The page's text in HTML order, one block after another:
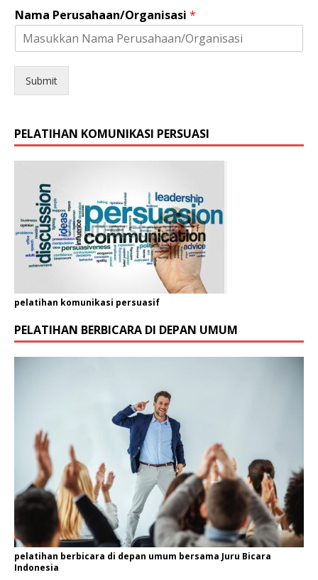
A
a
Nama Perusahaan/Organisasi *
Submit
PELATIHAN KOMUNIKASI PERSUASI
pelatihan komunikasi persuasif
PELATIHAN BERBICARA DI DEPAN UMUM
pelatihan berbicara di depan umum bersama Juru Bicara
Indonesia